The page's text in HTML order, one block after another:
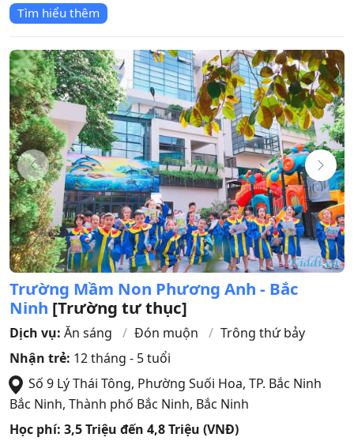
Tìm hiểu thêm
Trường Mầm Non Phương Anh - Bắc
Ninh [Trường tư thục]
Dịch vụ: Ăn sáng Đón muộn
Trông thứ bảy
Nhận trẻ: 12 tháng - 5 tuổi
Số 9 Lý Thái Tông, Phường Suối Hoa, TP. Bắc Ninh
Bắc Ninh, Thành phố Bắc Ninh, Bắc Ninh
Học phí: 3,5 Triệu đến 4,8 Triệu (VNĐ)